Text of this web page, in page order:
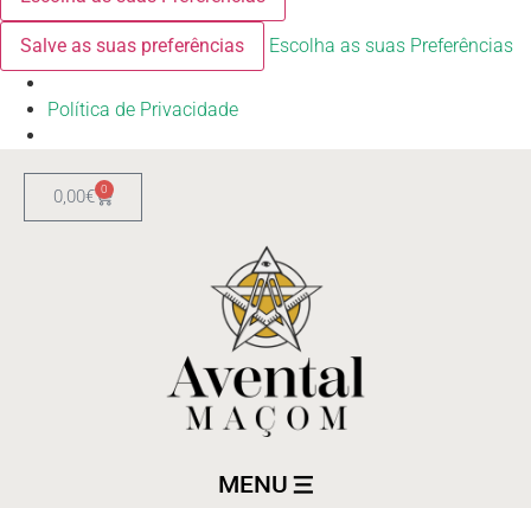
Salve as suas preferências Escolha as suas Preferências
Política de Privacidade
0,00€ 0
MENU